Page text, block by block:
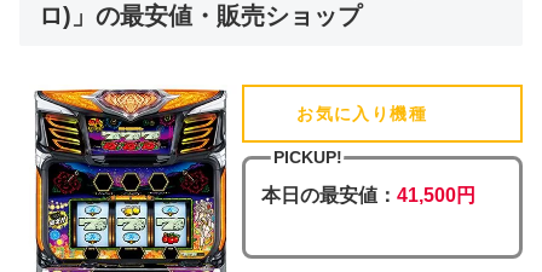
ロ)」の最安値・販売ショップ
お気に入り機種
PICKUP!
本日の最安値：41,500円